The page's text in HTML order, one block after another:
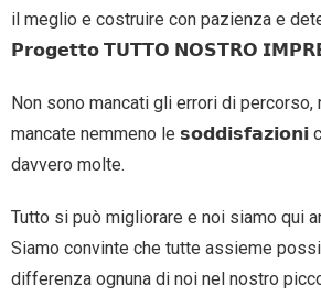
il meglio e costruire con pazienza e
𝗣𝗿𝗼𝗴𝗲𝘁𝘁𝗼 𝗧𝗨𝗧𝗧𝗢 𝗡𝗢𝗦𝗧𝗥𝗢
Non sono mancati gli errori di percorso,
mancate nemmeno le 𝘀𝗼𝗱𝗱𝗶𝘀𝗳𝗮𝘇𝗶𝗼𝗻𝗶
davvero molte.
Tutto si può migliorare e noi siamo qui
Siamo convinte che tutte assieme
differenza ognuna di noi nel nostro